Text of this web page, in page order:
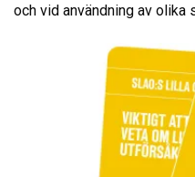
och vid användning av olika